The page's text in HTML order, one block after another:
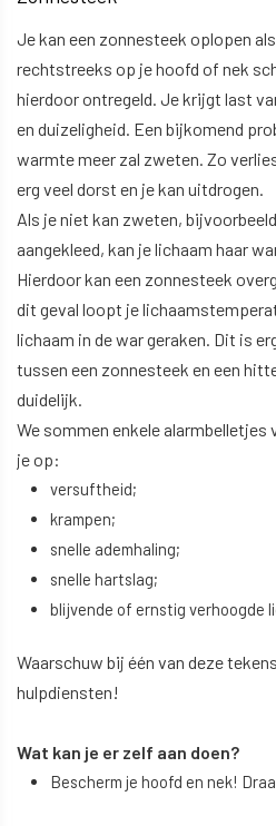
Je kan een zonnesteek oplopen
rechtstreeks op je hoofd of nek
hierdoor ontregeld. Je krijgt last
en duizeligheid. Een bijkomend
warmte meer zal zweten. Zo
erg veel dorst en je kan uitdrogen.
Als je niet kan zweten,
aangekleed, kan je lichaam haar
Hierdoor kan een zonnesteek
dit geval loopt je
lichaam in de war geraken. Dit is
tussen een zonnesteek en een
duidelijk.
We sommen enkele
je op:
versuftheid;
krampen;
snelle ademhaling;
snelle hartslag;
blijvende of ernstig verhoogde
Waarschuw bij één van deze
hulpdiensten!
Wat kan je er zelf aan doen?
Bescherm je hoofd en nek!